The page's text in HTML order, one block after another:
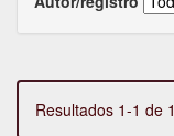
Resultados 1-1 de